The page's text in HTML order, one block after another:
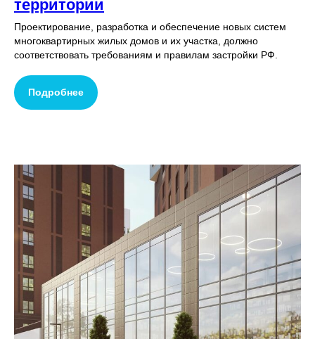
территории
Проектирование, разработка и обеспечение новых систем
многоквартирных жилых домов и их участка, должно
соответствовать требованиям и правилам застройки РФ.
Подробнее